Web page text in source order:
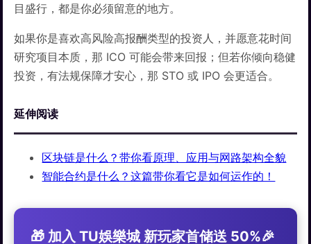
目盛行，都是你必须留意的地方。
如果你是喜欢高风险高报酬类型的投资人，并愿意花时间
研究项目本质，那 ICO 可能会带来回报；但若你倾向稳健
投资，有法规保障才安心，那 STO 或 IPO 会更适合。
延伸阅读
区块链是什么？带你看原理、应用与网路架构全貌
智能合约是什么？这篇带你看它是如何运作的！
🎁 加入 TU娛樂城 新玩家首储送 50%🎉